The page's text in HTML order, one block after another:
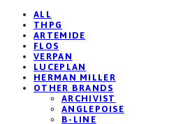
ALL
THPG
ARTEMIDE
FLOS
VERPAN
LUCEPLAN
HERMAN MILLER
OTHER BRANDS
ARCHIVIST
ANGLEPOISE
B-LINE